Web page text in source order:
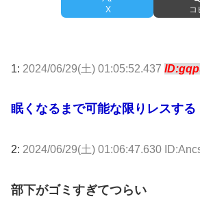
X コ
1: 2024/06/29(土) 01:05:52.437
眠くなるまで可能な限りレスする
2: 2024/06/29(土) 01:06:47.630
部下がゴミすぎてつらい